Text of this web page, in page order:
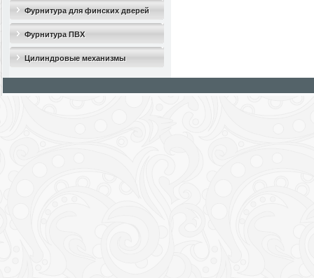
Фурнитура для финских дверей
Фурнитура ПВХ
Цилиндровые механизмы